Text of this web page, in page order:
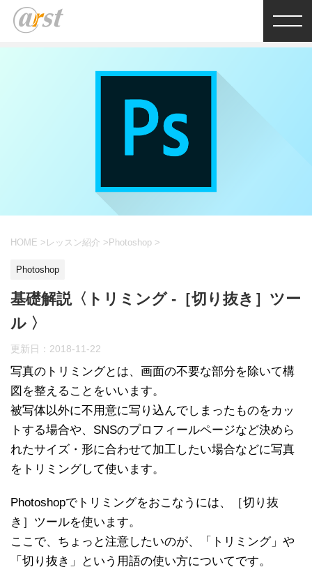
HOME > レッスン紹介 > Photoshop >
Photoshop
基礎解説〈トリミング -［切り抜き］ツー
ル 〉
更新日： 2018-11-22
写真のトリミングとは、画面の不要な部分を除いて構
図を整えることをいいます。
被写体以外に不用意に写り込んでしまったものをカッ
トする場合や、SNSのプロフィールページなど決めら
れたサイズ・形に合わせて加工したい場合などに写真
をトリミングして使います。
Photoshopでトリミングをおこなうには、［切り抜
き］ツールを使います。
ここで、ちょっと注意したいのが、「トリミング」や
「切り抜き」という用語の使い方についてです。